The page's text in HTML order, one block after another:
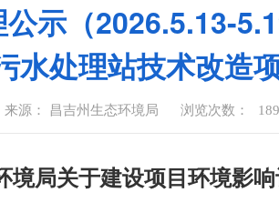
公示（2026.5.13-
水处理站技术改造
来源： 昌吉州生态环境局 浏览次数： 189
境局关于建设项目环境影